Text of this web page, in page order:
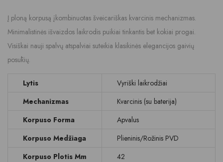
Į ploną korpusą įkombinuotas šveicariškas kvarcinis mechanizmas.
Minimalistinės išvaizdos laikrodis puikiai tinkantis bet kokiai progai.
Visiškai nauji spalvų atspalviai suteikia klasikinės elegancijos gaivių
posūkių.
Lytis
Vyriški laikrodžiai
Mechanizmas
Kvarcinis (su baterija)
Korpuso Forma
Apvalus
Korpuso Medžiaga
Plieninis/Rožinis PVD
Korpuso Plotis Mm
42